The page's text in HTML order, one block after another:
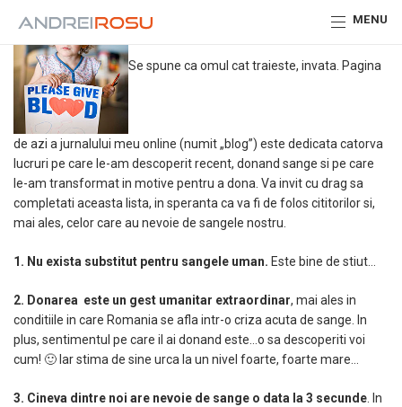
MENU
Se spune ca omul cat traieste, invata. Pagina
de azi a jurnalului meu online (numit „blog”) este dedicata catorva
lucruri pe care le-am descoperit recent, donand sange si pe care
le-am transformat in motive pentru a dona. Va invit cu drag sa
completati aceasta lista, in speranta ca va fi de folos cititorilor si,
mai ales, celor care au nevoie de sangele nostru.
1. Nu exista substitut pentru sangele uman. Este bine de stiut…
2. Donarea este un gest umanitar extraordinar, mai ales in
conditiile in care Romania se afla intr-o criza acuta de sange. In
plus, sentimentul pe care il ai donand este…o sa descoperiti voi
cum! 🙂 Iar stima de sine urca la un nivel foarte, foarte mare…
3. Cineva dintre noi are nevoie de sange o data la 3 secunde. In